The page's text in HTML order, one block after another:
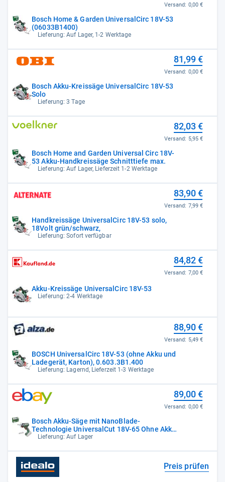
Bosch Home & Garden UniversalCirc 18V-53
(06033B1400)
Lieferung: Auf Lager, 1-2 Werktage
Versand: 0,00 €
Bosch Akku-Kreissäge UniversalCirc 18V-53
Solo
Lieferung: 3 Tage
81,99 €
Versand: 0,00 €
Bosch Home and Garden Universal Circ 18V-
53 Akku-Handkreissäge Schnitttiefe max.
Lieferung: Auf Lager, Lieferzeit 1-2 Werktage
82,03 €
Versand: 5,95 €
Handkreissäge UniversalCirc 18V-53 solo,
18Volt grün/schwarz,
Lieferung: Sofort verfügbar
83,90 €
Versand: 7,99 €
Akku-Kreissäge UniversalCirc 18V-53
Lieferung: 2-4 Werktage
84,82 €
Versand: 7,00 €
BOSCH UniversalCirc 18V-53 (ohne Akku und
Ladegerät, Karton), 0.603.3B1.400
Lieferung: Lagernd, Lieferzeit 1-3 Werktage
88,90 €
Versand: 5,49 €
Bosch Akku-Säge mit NanoBlade-
Technologie UniversalCut 18V-65 Ohne Akku
NEU
Lieferung: Auf Lager
89,00 €
Versand: 0,00 €
Preis prüfen